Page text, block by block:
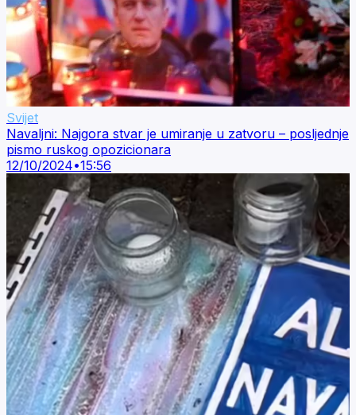
Svijet
Navaljni: Najgora stvar je umiranje u zatvoru – posljednje
pismo ruskog opozicionara
12/10/2024•15:56